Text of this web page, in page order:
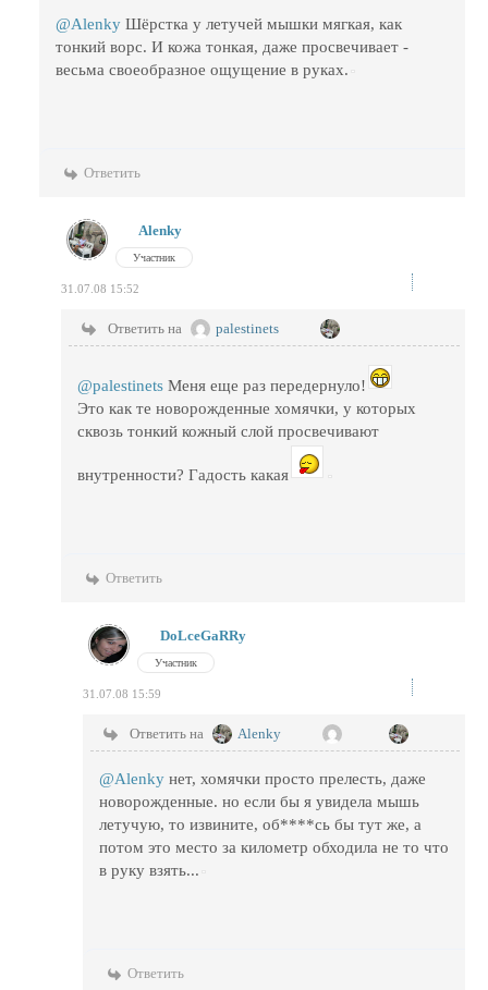
@Alenky Шёрстка у летучей мышки мягкая, как
тонкий ворс. И кожа тонкая, даже просвечивает -
весьма своеобразное ощущение в руках.
Ответить
Alenky
Участник
31.07.08 15:52
Ответить на palestinets
@palestinets Меня еще раз передернуло!
Это как те новорожденные хомячки, у которых
сквозь тонкий кожный слой просвечивают
внутренности? Гадость какая
Ответить
DoLceGaRRy
Участник
31.07.08 15:59
Ответить на Alenky
@Alenky нет, хомячки просто прелесть, даже
новорожденные. но если бы я увидела мышь
летучую, то извините, об****сь бы тут же, а
потом это место за километр обходила не то что
в руку взять...
Ответить